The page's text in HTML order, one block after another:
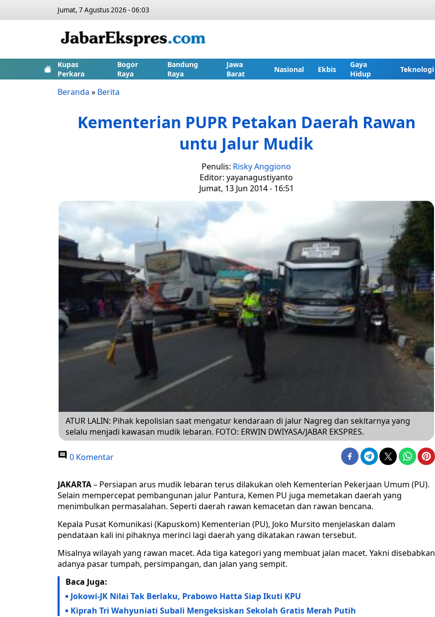
Jumat, 7 Agustus 2026 - 06:03
Kupas
Perkara
Bogor
Raya
Bandung
Raya
Jawa
Barat
Nasional Ekbis
Gaya
Hidup
Teknologi
Beranda » Berita
Kementerian PUPR Petakan Daerah Rawan
untu Jalur Mudik
Penulis: Risky Anggiono
Editor: yayanagustiyanto
Jumat, 13 Jun 2014 - 16:51
ATUR LALIN: Pihak kepolisian saat mengatur kendaraan di jalur Nagreg dan sekitarnya yang
selalu menjadi kawasan mudik lebaran. FOTO: ERWIN DWIYASA/JABAR EKSPRES.
0 Komentar
JAKARTA– Persiapan arus mudik lebaran terus dilakukan oleh Kementerian Pekerjaan Umum (PU).
Selain mempercepat pembangunan jalur Pantura, Kemen PU juga memetakan daerah yang
menimbulkan permasalahan. Seperti daerah rawan kemacetan dan rawan bencana.
Kepala Pusat Komunikasi (Kapuskom) Kementerian (PU), Joko Mursito menjelaskan dalam
pendataan kali ini pihaknya merinci lagi daerah yang dikatakan rawan tersebut.
Misalnya wilayah yang rawan macet. Ada tiga kategori yang membuat jalan macet. Yakni disebabkan
adanya pasar tumpah, persimpangan, dan jalan yang sempit.
Baca Juga:
Jokowi-JK Nilai Tak Berlaku, Prabowo Hatta Siap Ikuti KPU
Kiprah Tri Wahyuniati Subali Mengeksiskan Sekolah Gratis Merah Putih